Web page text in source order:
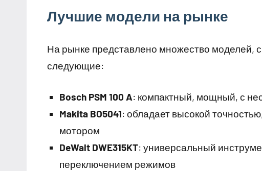
Лучшие модели на рынке
На рынке представлено множество моделей,
следующие:
Bosch PSM 100 A: компактный, мощный, с
Makita BO5041: обладает высокой
мотором
DeWalt DWE315KT: универсальный
переключением режимов